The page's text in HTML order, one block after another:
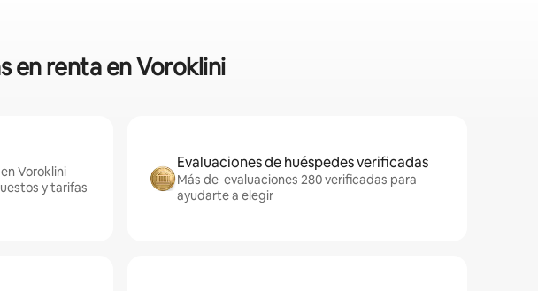
en renta en Voroklini
Voroklini
y tarifas
Evaluaciones de huéspedes verificadas
Más de evaluaciones 280 verificadas para
ayudarte a elegir